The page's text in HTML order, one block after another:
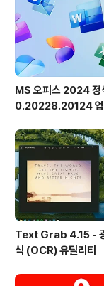
MS 오피스 2024 정
0.20228.20124 업
Text Grab 4.15 -
식 (OCR) 유틸리티